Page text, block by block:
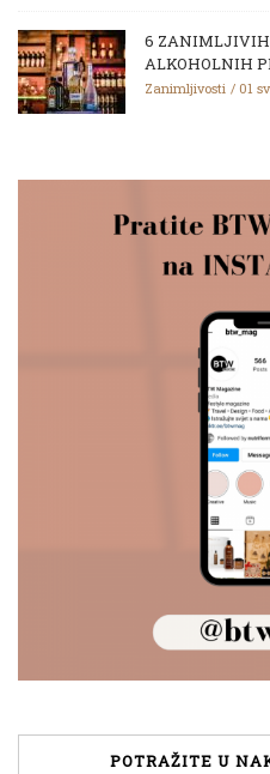
6 ZANIMLJIVIH
ALKOHOLNIH
Zanimljivosti 01
POTRAŽITE U